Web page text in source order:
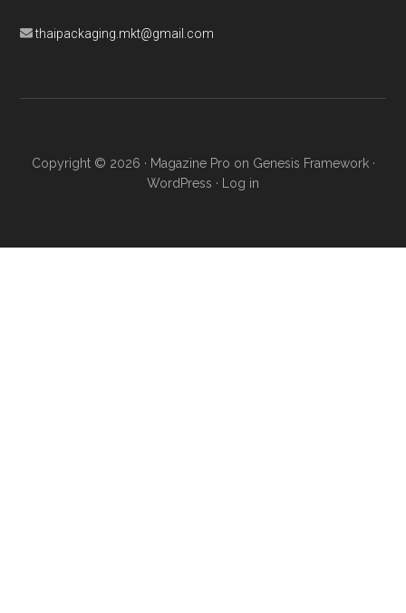
thaipackaging.mkt@gmail.com
Copyright © 2026 · Magazine Pro on Genesis Framework·
WordPress · Log in